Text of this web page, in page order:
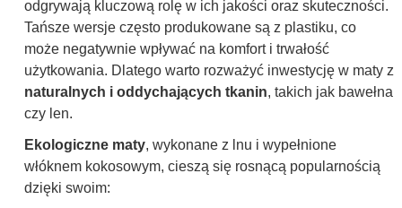
odgrywają kluczową rolę w ich jakości oraz skuteczności.
Tańsze wersje często produkowane są z plastiku, co
może negatywnie wpływać na komfort i trwałość
użytkowania. Dlatego warto rozważyć inwestycję w maty z
naturalnych i oddychających tkanin, takich jak bawełna
czy len.
Ekologiczne maty, wykonane z lnu i wypełnione
włóknem kokosowym, cieszą się rosnącą popularnością
dzięki swoim: